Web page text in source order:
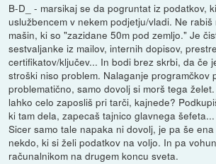
B-D_ - marsikaj se da pogruntat iz podatkov,
uslužbencem v nekem podjetju/vladi. Ne
mašin, ki so "zazidane 50m pod zemljo." Je
sestvaljanke iz mailov, internih dopisov,
certifikatov/ključev... In bodi brez skrbi, da če
stroški niso problem. Nalaganje programčkov
problematično, samo dovolj si morš tega
lahko celo zaposliš pri tarči, kajnede?
ki tam dela, zapecaš tajnico glavnega šefeta...
Sicer samo tale napaka ni dovolj, je pa še
nekdo, ki si želi podatkov na voljo. In pa
računalnikom na drugem koncu sveta.